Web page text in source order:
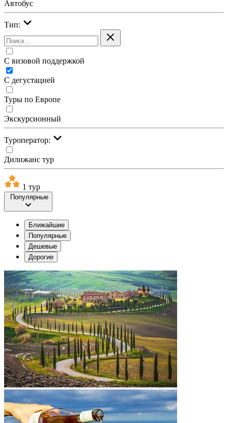
Автобус
Тип:
С визовой поддержкой
С дегустацией
Туры по Европе
Экскурсионный
Туроператор:
Дилижанс тур
1 тур
Популярные
Ближайшие
Популярные
Дешевые
Дорогие